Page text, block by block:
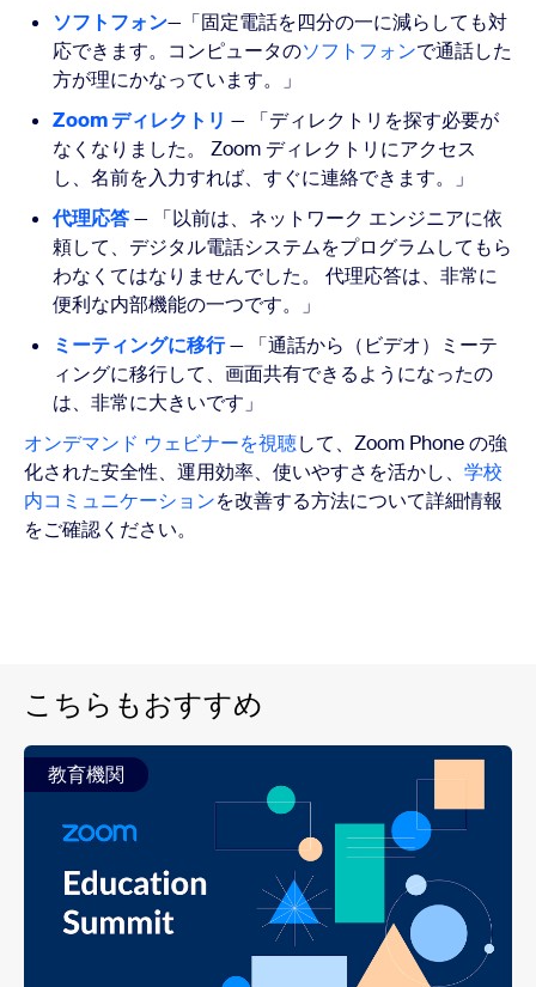
ソフトフォン—「固定電話を四分の一に減らしても対
応できます。コンピュータのソフトフォンで通話した
方が理にかなっています。」
Zoom ディレクトリ — 「ディレクトリを探す必要が
なくなりました。 Zoom ディレクトリにアクセス
し、名前を入力すれば、すぐに連絡できます。」
代理応答— 「以前は、ネットワーク エンジニアに依
頼して、デジタル電話システムをプログラムしてもら
わなくてはなりませんでした。 代理応答は、非常に
便利な内部機能の一つです。」
ミーティングに移行— 「通話から（ビデオ）ミーテ
ィングに移行して、画面共有できるようになったの
は、非常に大きいです」
オンデマンド ウェビナーを視聴して、Zoom Phone の強
化された安全性、運用効率、使いやすさを活かし、 学校
内コミュニケーションを改善する方法について詳細情報
をご確認ください。
こちらもおすすめ
教育機関